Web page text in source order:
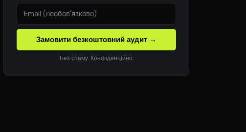
Замовити безкоштовний аудит →
Без спаму. Конфіденційно.